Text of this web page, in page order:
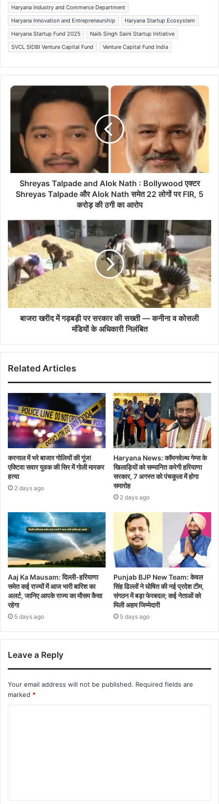
Haryana Industry and Commerce Department
Haryana Innovation and Entrepreneurship
Haryana Startup Ecosystem
Haryana Startup Fund 2025
Naib Singh Saini Startup Initiative
SVCL SIDBI Venture Capital Fund
Venture Capital Fund India
Shreyas Talpade and Alok Nath : Bollywood एक्टर
Shreyas Talpade और Alok Nath समेत 22 लोगों पर FIR, 5
करोड़ की ठगी का आरोप
बाजरा खरीद में गड़बड़ी पर सरकार की सख्ती — कनीना व कोसली
मंडियों के अधिकारी निलंबित
Related Articles
करनाल में भरे बाजार गोलियों की गूंज!
एक्टिवा सवार युवक की सिर में गोली मारकर
हत्या
2 days ago
Haryana News: कॉमनवेल्थ गेम्स के
खिलाड़ियों को सम्मानित करेगी हरियाणा
सरकार, 7 अगस्त को पंचकूला में होगा
समारोह
2 days ago
Aaj Ka Mausam: दिल्ली-हरियाणा
समेत कई राज्यों में आज भारी बारिश का
अलर्ट, जानिए आपके राज्य का मौसम कैसा
रहेगा
5 days ago
Punjab BJP New Team: केवल
सिंह ढिल्लों ने घोषित की नई प्रदेश टीम,
संगठन में बड़ा फेरबदल; कई नेताओं को
मिली अहम जिम्मेदारी
5 days ago
Leave a Reply
Your email address will not be published. Required fields are
marked *